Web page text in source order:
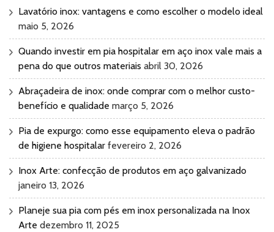
Lavatório inox: vantagens e como escolher o modelo ideal
maio 5, 2026
Quando investir em pia hospitalar em aço inox vale mais a
pena do que outros materiais abril 30, 2026
Abraçadeira de inox: onde comprar com o melhor custo-
benefício e qualidade março 5, 2026
Pia de expurgo: como esse equipamento eleva o padrão
de higiene hospitalar fevereiro 2, 2026
Inox Arte: confecção de produtos em aço galvanizado
janeiro 13, 2026
Planeje sua pia com pés em inox personalizada na Inox
Arte dezembro 11, 2025